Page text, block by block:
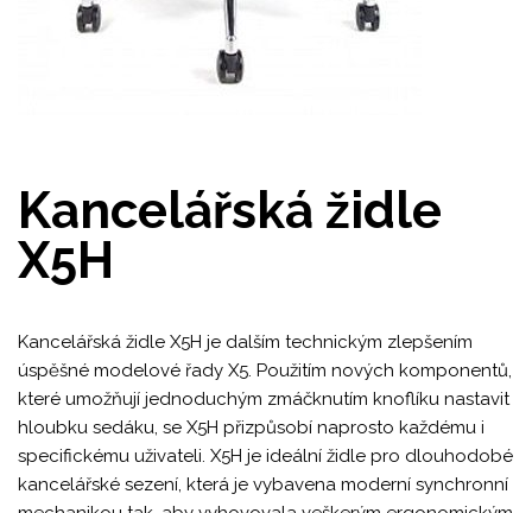
Kancelářská židle
X5H
Kancelářská židle X5H je dalším technickým zlepšením
úspěšné modelové řady X5. Použitím nových komponentů,
které umožňují jednoduchým zmáčknutím knoflíku nastavit
hloubku sedáku, se X5H přizpůsobí naprosto každému i
specifickému uživateli. X5H je ideální židle pro dlouhodobé
kancelářské sezení, která je vybavena moderní synchronní